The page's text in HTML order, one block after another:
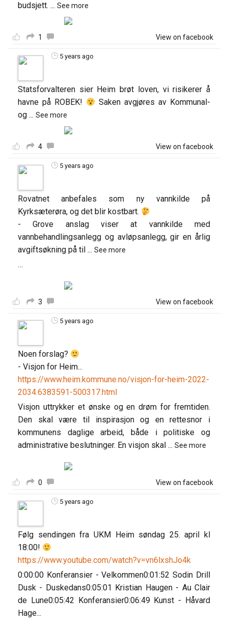
budsjett. ... See more
1 View on facebook
5 years ago
Statsforvalteren sier Heim brøt loven, vi risikerer å
havne på ROBEK!
Saken avgjøres av Kommunal-
og ... See more
4 View on facebook
5 years ago
Rovatnet anbefales som ny vannkilde på
Kyrksæterøra, og det blir kostbart.
- Grove anslag viser at vannkilde med
vannbehandlingsanlegg og avløpsanlegg, gir en årlig
avgiftsøkning på til ... See more
…
3 View on facebook
5 years ago
Noen forslag?
- Visjon for Heim...
https://www.heim.kommune.no/visjon-for-heim-2022-
2034.6383591-500317.html
Visjon uttrykker et ønske og en drøm for fremtiden.
Den skal være til inspirasjon og en rettesnor i
kommunens daglige arbeid, både i politiske og
administrative beslutninger. En visjon skal ... See more
0 View on facebook
5 years ago
Følg sendingen fra UKM Heim søndag 25. april kl
18:00!
https://www.youtube.com/watch?v=vn6lxshJo4k
0:00:00 Konferansier - Velkommen0:01:52 Sodin Drill
Dusk - Duskedans0:05:01 Kristian Haugen - Au Clair
de Lune0:05:42 Konferansier0:06:49 Kunst - Håvard
Hage...